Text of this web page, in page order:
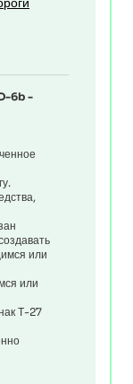
6b -
или
или
Т-27